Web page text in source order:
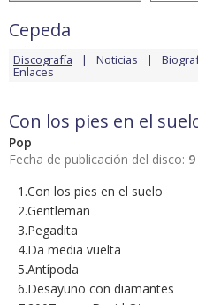
Cepeda
Discografía Noticias
Enlaces
Con los pies en el
Pop
Fecha de publicación del disco:
1.Con los pies en el suelo
2.Gentleman
3.Pegadita
4.Da media vuelta
5.Antípoda
6.Desayuno con diamantes